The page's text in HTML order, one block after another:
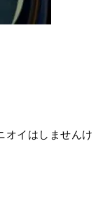
オイはしませんけ